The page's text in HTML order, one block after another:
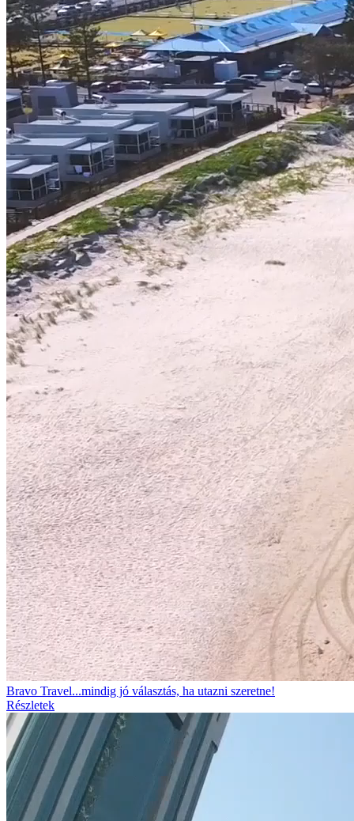
Bravo Travel...mindig jó választás, ha utazni szeretne!
Részletek